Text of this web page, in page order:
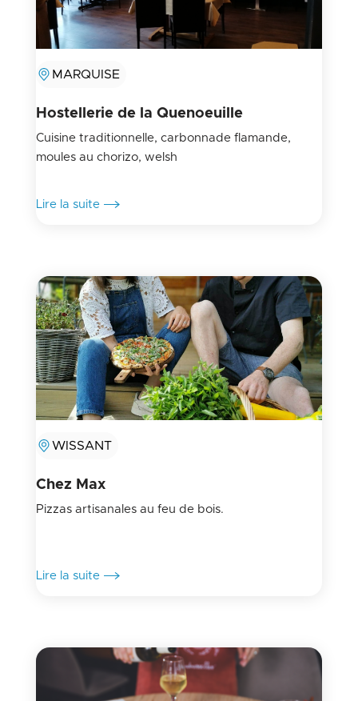
MARQUISE
Hostellerie de la Quenoeuille
Cuisine traditionnelle, carbonnade flamande,
moules au chorizo, welsh
Lire la suite
WISSANT
Chez Max
Pizzas artisanales au feu de bois.
Lire la suite